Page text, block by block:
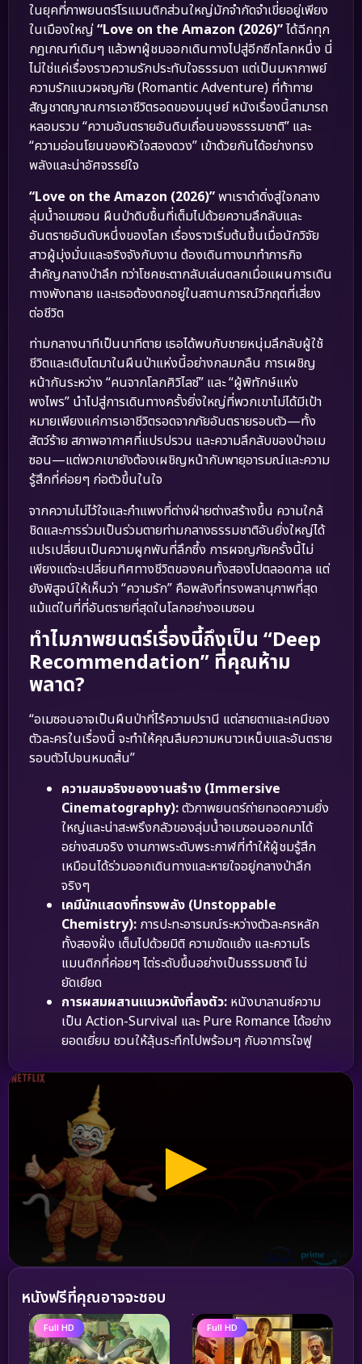
ในยุคที่ภาพยนตร์โรแมนติกส่วนใหญ่มักจำกัดจำเขี่ยอยู่เพียง
ในเมืองใหญ่“Love on the Amazon (2026)”ได้ฉีกทุก
กฎเกณฑ์เดิมๆ แล้วพาผู้ชมออกเดินทางไปสู่อีกซีกโลกหนึ่ง นี่
ไม่ใช่แค่เรื่องราวความรักประทับใจธรรมดา แต่เป็นมหากาพย์
ความรักแนวผจญภัย (Romantic Adventure) ที่ท้าทาย
สัญชาตญาณการเอาชีวิตรอดของมนุษย์ หนังเรื่องนี้สามารถ
หลอมรวม “ความอันตรายอันดิบเถื่อนของธรรมชาติ” และ
“ความอ่อนโยนของหัวใจสองดวง” เข้าด้วยกันได้อย่างทรง
พลังและน่าอัศจรรย์ใจ
“Love on the Amazon (2026)”พาเราดำดิ่งสู่ใจกลาง
ลุ่มน้ำอเมซอน ผืนป่าดิบชื้นที่เต็มไปด้วยความลึกลับและ
อันตรายอันดับหนึ่งของโลก เรื่องราวเริ่มต้นขึ้นเมื่อนักวิจัย
สาวผู้มุ่งมั่นและจริงจังกับงาน ต้องเดินทางมาทำภารกิจ
สำคัญกลางป่าลึก ทว่าโชคชะตากลับเล่นตลกเมื่อแผนการเดิน
ทางพังทลาย และเธอต้องตกอยู่ในสถานการณ์วิกฤตที่เสี่ยง
ต่อชีวิต
ท่ามกลางนาทีเป็นนาทีตาย เธอได้พบกับชายหนุ่มลึกลับผู้ใช้
ชีวิตและเติบโตมาในผืนป่าแห่งนี้อย่างกลมกลืน การเผชิญ
หน้ากันระหว่าง “คนจากโลกศิวิไลซ์” และ “ผู้พิทักษ์แห่ง
พงไพร” นำไปสู่การเดินทางครั้งยิ่งใหญ่ที่พวกเขาไม่ได้มีเป้า
หมายเพียงแค่การเอาชีวิตรอดจากภัยอันตรายรอบตัว—ทั้ง
สัตว์ร้าย สภาพอากาศที่แปรปรวน และความลึกลับของป่าอเม
ซอน—แต่พวกเขายังต้องเผชิญหน้ากับพายุอารมณ์และความ
รู้สึกที่ค่อยๆ ก่อตัวขึ้นในใจ
จากความไม่ไว้ใจและกำแพงที่ต่างฝ่ายต่างสร้างขึ้น ความใกล้
ชิดและการร่วมเป็นร่วมตายท่ามกลางธรรมชาติอันยิ่งใหญ่ได้
แปรเปลี่ยนเป็นความผูกพันที่ลึกซึ้ง การผจญภัยครั้งนี้ไม่
เพียงแต่จะเปลี่ยนทิศทางชีวิตของคนทั้งสองไปตลอดกาล แต่
ยังพิสูจน์ให้เห็นว่า “ความรัก” คือพลังที่ทรงพลานุภาพที่สุด
แม้แต่ในที่ที่อันตรายที่สุดในโลกอย่างอเมซอน
ทำไมภาพยนตร์เรื่องนี้ถึงเป็น “Deep
Recommendation” ที่คุณห้าม
พลาด?
“อเมซอนอาจเป็นผืนป่าที่ไร้ความปรานี แต่สายตาและเคมีของ
ตัวละครในเรื่องนี้ จะทำให้คุณลืมความหนาวเหน็บและอันตราย
รอบตัวไปจนหมดสิ้น”
ความสมจริงของงานสร้าง (Immersive
Cinematography):ตัวภาพยนตร์ถ่ายทอดความยิ่ง
ใหญ่และน่าสะพรึงกลัวของลุ่มน้ำอเมซอนออกมาได้
อย่างสมจริง งานภาพระดับพระกาฬที่ทำให้ผู้ชมรู้สึก
เหมือนได้ร่วมออกเดินทางและหายใจอยู่กลางป่าลึก
จริงๆ
เคมีนักแสดงที่ทรงพลัง (Unstoppable
Chemistry): การปะทะอารมณ์ระหว่างตัวละครหลัก
ทั้งสองฝั่ง เต็มไปด้วยมิติ ความขัดแย้ง และความโร
แมนติกที่ค่อยๆ ไต่ระดับขึ้นอย่างเป็นธรรมชาติ ไม่
ยัดเยียด
การผสมผสานแนวหนังที่ลงตัว: หนังบาลานซ์ความ
เป็น Action-Survival และ Pure Romance ได้อย่าง
ยอดเยี่ยม ชวนให้ลุ้นระทึกไปพร้อมๆ กับอาการใจฟู
หนังฟรีที่คุณอาจจะชอบ
Full HD Full HD